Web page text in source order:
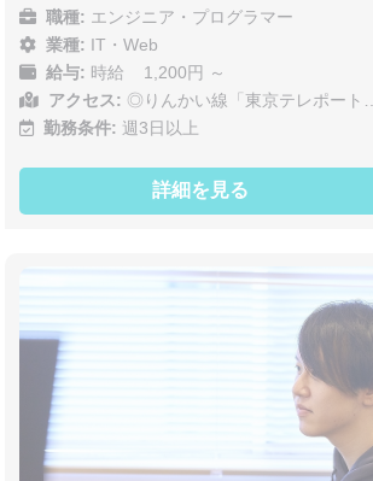
職種: エンジニア・プログラマー
業種: IT・Web
給与: 時給 1,200円 ～
アクセス: ◎りんかい線「東京テレポート…
勤務条件: 週3日以上
詳細を見る